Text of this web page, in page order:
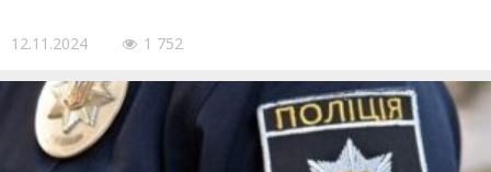
12.11.2024 1 752